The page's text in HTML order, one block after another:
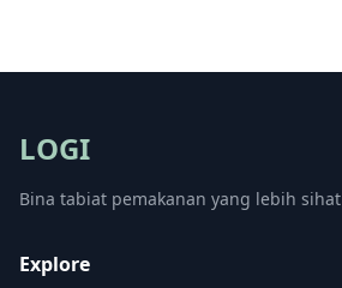
LOGI
Bina tabiat pemakanan yang lebih sihat
Explore